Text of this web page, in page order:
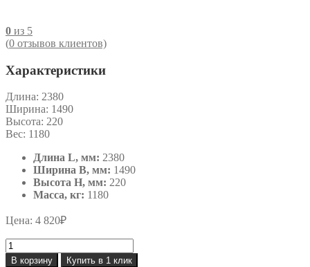
0 из 5
(0 отзывов клиентов)
Характеристики
Длина: 2380
Ширина: 1490
Высота: 220
Вес: 1180
Длина L, мм: 2380
Ширина B, мм: 1490
Высота H, мм: 220
Масса, кг: 1180
Цена: 4 820₽
Количество
товара
В корзину Купить в 1 клик